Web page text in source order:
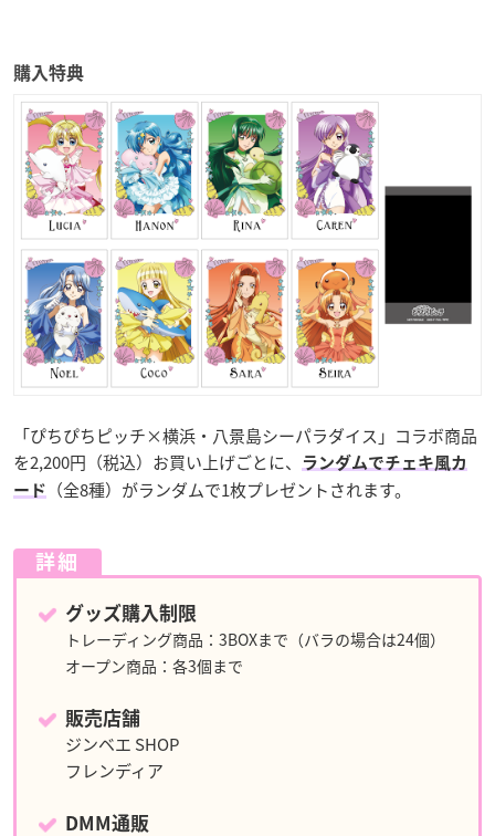
購入特典
「ぴちぴちピッチ×横浜・八景島シーパラダイス」コラボ商品
を2,200円（税込）お買い上げごとに、
ランダムでチェキ風カ
ード
（全8種）がランダムで1枚プレゼントされます。
詳細
グッズ購入制限
トレーディング商品：3BOXまで（バラの場合は24個）
オープン商品：各3個まで
販売店舗
ジンベエ SHOP
フレンディア
DMM通販